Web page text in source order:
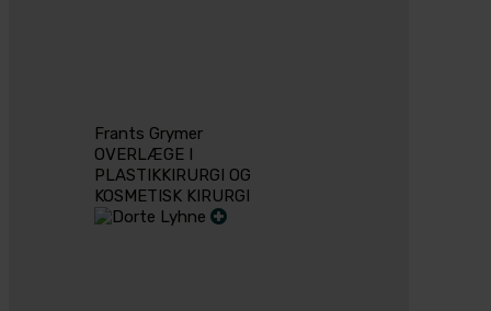
Frants Grymer
OVERLÆGE I
PLASTIKKIRURGI OG
KOSMETISK KIRURGI